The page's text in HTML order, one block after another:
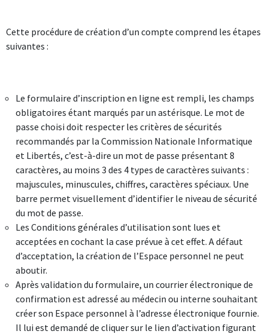
Cette procédure de création d’un compte comprend les étapes
suivantes :
Le formulaire d’inscription en ligne est rempli, les champs
obligatoires étant marqués par un astérisque. Le mot de
passe choisi doit respecter les critères de sécurités
recommandés par la Commission Nationale Informatique
et Libertés, c’est-à-dire un mot de passe présentant 8
caractères, au moins 3 des 4 types de caractères suivants :
majuscules, minuscules, chiffres, caractères spéciaux. Une
barre permet visuellement d’identifier le niveau de sécurité
du mot de passe.
Les Conditions générales d’utilisation sont lues et
acceptées en cochant la case prévue à cet effet. A défaut
d’acceptation, la création de l’Espace personnel ne peut
aboutir.
Après validation du formulaire, un courrier électronique de
confirmation est adressé au médecin ou interne souhaitant
créer son Espace personnel à l’adresse électronique fournie.
Il lui est demandé de cliquer sur le lien d’activation figurant